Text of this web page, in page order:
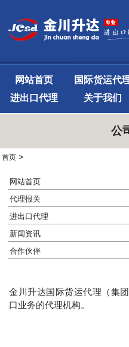
网站首页 国际货运代
进出口代理
关于我们
公
首页 >
网站首页
代理报关
进出口代理
新闻资讯
合作伙伴
金川升达国际货运代理（集
口业务的代理机构。